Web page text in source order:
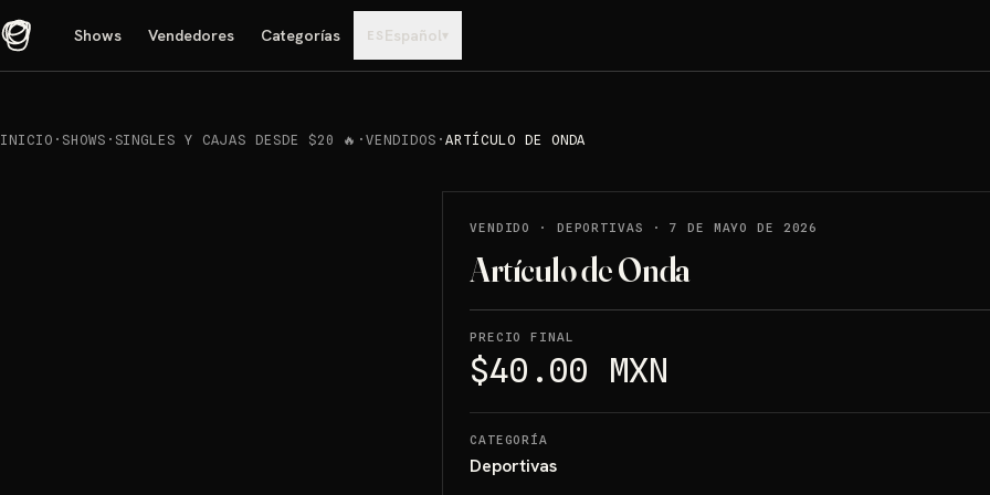
Shows Vendedores Categorías ES Español▾
INICIO · SHOWS · SINGLES Y CAJAS DESDE $20 🔥 ·VENDIDOS ·ARTÍCULO DE ONDA
VENDIDO · DEPORTIVAS ·7 DE MAYO DE 2026
Artículo de Onda
PRECIO FINAL
$40.00 MXN
CATEGORÍA
Deportivas